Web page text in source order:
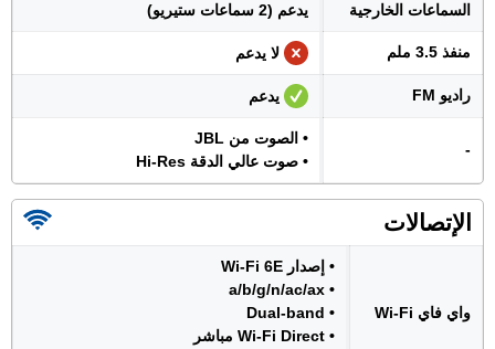
السماعات الخارجية يدعم (2 سماعات ستيريو)
منفذ 3.5 ملم لا يدعم
راديو FM يدعم
-
• الصوت من JBL
• صوت عالي الدقة Hi-Res
الإتصالات
واي فاي Wi-Fi
• إصدار Wi-Fi 6E
• a/b/g/n/ac/ax
• Dual-band
• Wi-Fi Direct مباشر